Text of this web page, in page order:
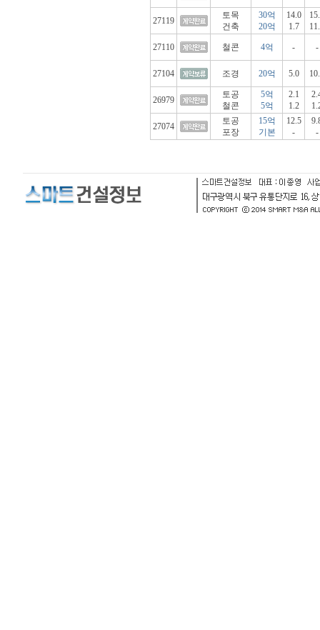
27119
토목
건축
30억
20억
14.0
1.7
27110 철콘 4억 - -
27104 조경 20억 5.0
26979
토공
철콘
5억
5억
2.1
1.2
27074
토공
포장
15억
기본
12.5
-
-